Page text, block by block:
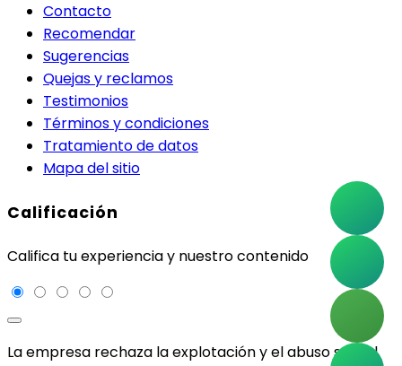
Contacto
Recomendar
Sugerencias
Quejas y reclamos
Testimonios
Términos y condiciones
Tratamiento de datos
Mapa del sitio
Calificación
Califica tu experiencia y nuestro contenido
La empresa rechaza la explotación y el abuso sexual